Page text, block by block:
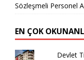
Sözleşmeli Personel
EN ÇOK
Devlet